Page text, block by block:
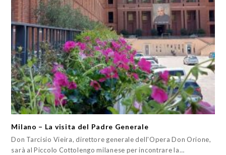
Milano – La visita del Padre Generale
Don Tarcisio Vieira, direttore generale dell'Opera Don Orione,
sarà al Piccolo Cottolengo milanese per incontrare la…